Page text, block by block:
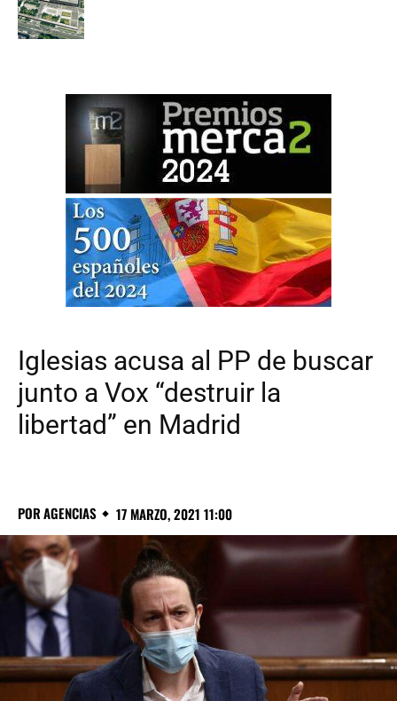
Iglesias acusa al PP de buscar
junto a Vox “destruir la
libertad” en Madrid
PORAGENCIAS 17 MARZO, 2021 11:00